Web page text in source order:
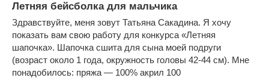
Летняя бейсболка для мальчика
Здравствуйте, меня зовут Татьяна Сакадина. Я хочу
показать вам свою работу для конкурса «Летняя
шапочка». Шапочка сшита для сына моей подруги
(возраст около 1 года, окружность головы 42-44 см). Мне
понадобилось: пряжа — 100% акрил 100